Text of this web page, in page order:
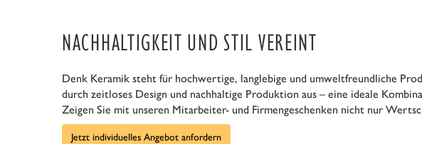
NACHHALTIGKEIT UND STIL VEREINT
Denk Keramik steht für hochwertige, langlebige und umweltfreundliche
durch zeitloses Design und nachhaltige Produktion aus – eine ideale
Zeigen Sie mit unseren Mitarbeiter- und Firmengeschenken nicht nur
Jetzt individuelles Angebot anfordern